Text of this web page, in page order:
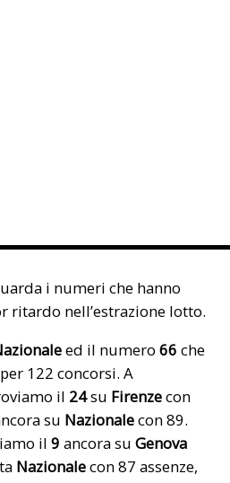
i numeri che hanno
ritardo nell’estrazione lotto.
ed il numero66che
122 concorsi. A
il 24su Firenzecon
su Nazionalecon 89.
il9 ancora suGenova
Nazionalecon 87 assenze,